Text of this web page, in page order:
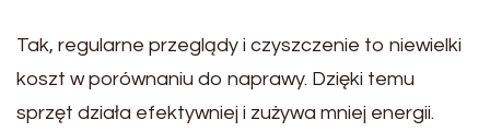
Tak, regularne przeglądy i czyszczenie to niewielki
koszt w porównaniu do naprawy. Dzięki temu
sprzęt działa efektywniej i zużywa mniej energii.